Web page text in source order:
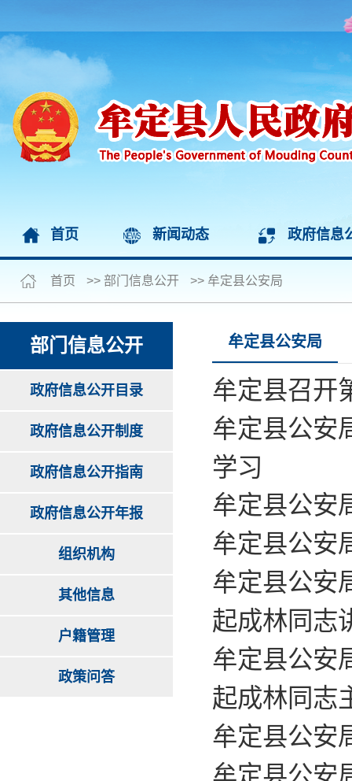
首页 新闻动态 政府信息
首页 >> 部门信息公开 >> 牟定县公安局
部门信息公开
政府信息公开目录
政府信息公开制度
政府信息公开指南
政府信息公开年报
组织机构
其他信息
户籍管理
政策问答
牟定县公安局
牟定县召开
牟定县公安
学习
牟定县公安
牟定县公安
牟定县公安
起成林同志
牟定县公安
起成林同志
牟定县公安